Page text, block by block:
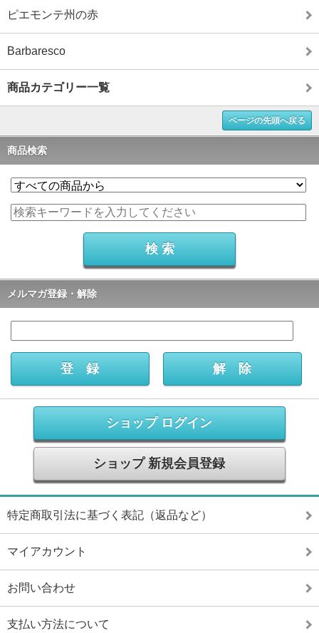
ピエモンテ州の赤
Barbaresco
商品カテゴリー一覧
ページの先頭へ戻る
商品検索
メルマガ登録・解除
ショップ ログイン
ショップ 新規会員登録
特定商取引法に基づく表記（返品など）
マイアカウント
お問い合わせ
支払い方法について